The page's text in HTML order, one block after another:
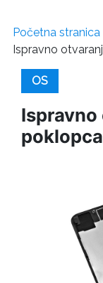
Početna stranica
Ispravno
OS
poklopca